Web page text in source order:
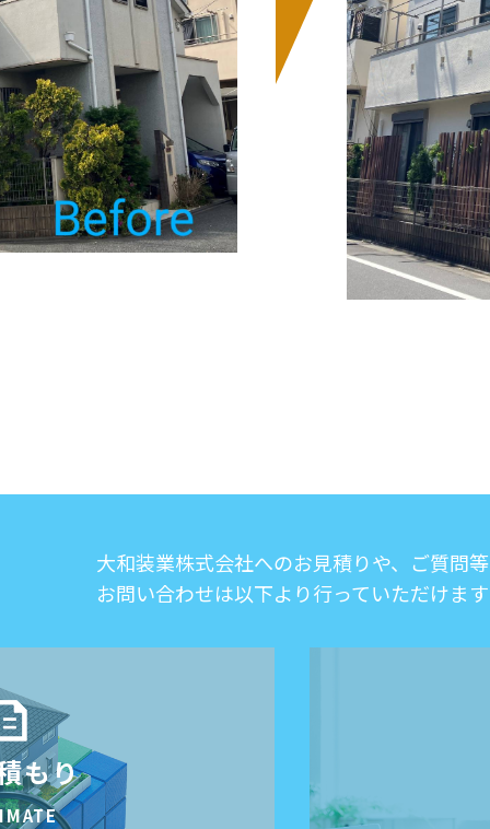
大和装業株式会社へのお見積りや、ご質問等
お問い合わせは以下より行っていただけます
もり